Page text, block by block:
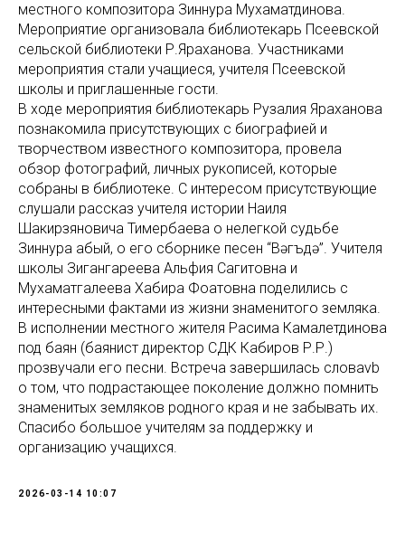
местного композитора Зиннура Мухаматдинова.
Мероприятие организовала библиотекарь Псеевской
сельской библиотеки Р.Яраханова. Участниками
мероприятия стали учащиеся, учителя Псеевской
школы и приглашенные гости.
В ходе мероприятия библиотекарь Рузалия Яраханова
познакомила присутствующих с биографией и
творчеством известного композитора, провела
обзор фотографий, личных рукописей, которые
собраны в библиотеке. С интересом присутствующие
слушали рассказ учителя истории Наиля
Шакирзяновича Тимербаева о нелегкой судьбе
Зиннура абый, о его сборнике песен “Вәгъдә”. Учителя
школы Зигангареева Альфия Сагитовна и
Мухаматгалеева Хабира Фоатовна поделились с
интересными фактами из жизни знаменитого земляка.
В исполнении местного жителя Расима Камалетдинова
под баян (баянист директор СДК Кабиров Р.Р.)
прозвучали его песни. Встреча завершилась словаvb
о том, что подрастающее поколение должно помнить
знаменитых земляков родного края и не забывать их.
Спасибо большое учителям за поддержку и
организацию учащихся.
2026-03-14 10:07